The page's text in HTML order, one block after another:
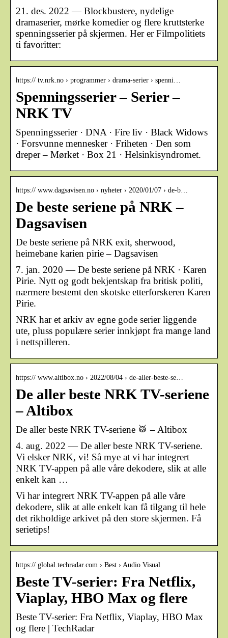
21. des. 2022 — Blockbustere, nydelige
dramaserier, mørke komedier og flere kruttsterke
spenningsserier på skjermen. Her er Filmpolitiets
ti favoritter:
https:// tv.nrk.no › programmer › drama-serier › spenni…
Spenningsserier – Serier –
NRK TV
Spenningsserier · DNA · Fire liv · Black Widows
· Forsvunne mennesker · Friheten · Den som
dreper – Mørket · Box 21 · Helsinkisyndromet.
https:// www.dagsavisen.no › nyheter › 2020/01/07 › de-b…
De beste seriene på NRK –
Dagsavisen
De beste seriene på NRK exit, sherwood,
heimebane karien pirie – Dagsavisen
7. jan. 2020 — De beste seriene på NRK · Karen
Pirie. Nytt og godt bekjentskap fra britisk politi,
nærmere bestemt den skotske etterforskeren Karen
Pirie.
NRK har et arkiv av egne gode serier liggende
ute, pluss populære serier innkjøpt fra mange land
i nettspilleren.
https:// www.altibox.no › 2022/08/04 › de-aller-beste-se…
De aller beste NRK TV-seriene
– Altibox
De aller beste NRK TV-seriene 🥁 – Altibox
4. aug. 2022 — De aller beste NRK TV-seriene.
Vi elsker NRK, vi! Så mye at vi har integrert
NRK TV-appen på alle våre dekodere, slik at alle
enkelt kan …
Vi har integrert NRK TV-appen på alle våre
dekodere, slik at alle enkelt kan få tilgang til hele
det rikholdige arkivet på den store skjermen. Få
serietips!
https:// global.techradar.com › Best › Audio Visual
Beste TV-serier: Fra Netflix,
Viaplay, HBO Max og flere
Beste TV-serier: Fra Netflix, Viaplay, HBO Max
og flere | TechRadar